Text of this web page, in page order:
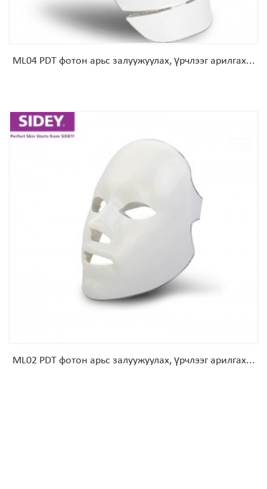
ML04 PDT фотон арьс залуужуулах, үрчлээг арилгах...
ML02 PDT фотон арьс залуужуулах, үрчлээг арилгах...